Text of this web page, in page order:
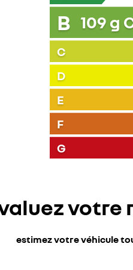
B 109 g
C
D
E
F
G
votre
estimez votre véhicule